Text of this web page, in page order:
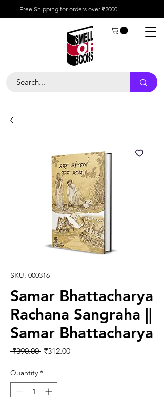
Free Shipping for orders over ₹2000
SKU: 000316
Samar Bhattacharya
Rachana Sangraha ||
Samar Bhattacharya
₹390.00 Regular Price
₹312.00Sale Price
Quantity *